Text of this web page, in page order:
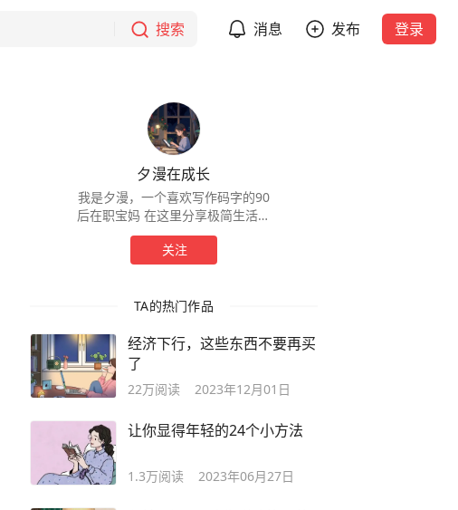
搜索 消息 发布 登录
夕漫在成长
我是夕漫，一个喜欢写作码字的90
后在职宝妈 在这里分享极简生活｜
存钱干货｜省钱技巧 感恩相遇，让
我们一起慢慢变富吧！
关注
TA的热门作品
经济下行，这些东西不要再买
了
22万阅读 2023年12月01日
让你显得年轻的24个小方法
1.3万阅读 2023年06月27日